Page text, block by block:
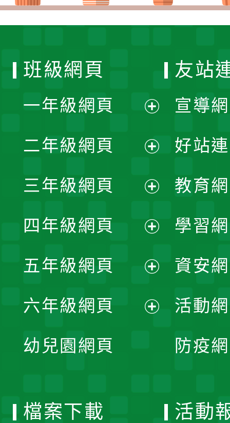
班級網頁
一年級網頁
開
選
單
二年級網頁
開
選
單
三年級網頁
開
選
單
四年級網頁
開
選
五年級網頁
開
六年級網頁
幼兒園網頁
友站
宣導
好站
教育
學習
資安
活動
防疫
檔案下載 活動